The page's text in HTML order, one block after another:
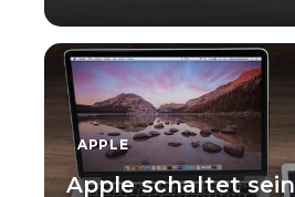
APPLE
Apple schaltet sein